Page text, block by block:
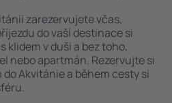
zarezervujete včas,
do vaší destinace si
klidem v duši a bez toho,
nebo apartmán. Rezervujte si
Akvitánie a během cesty si